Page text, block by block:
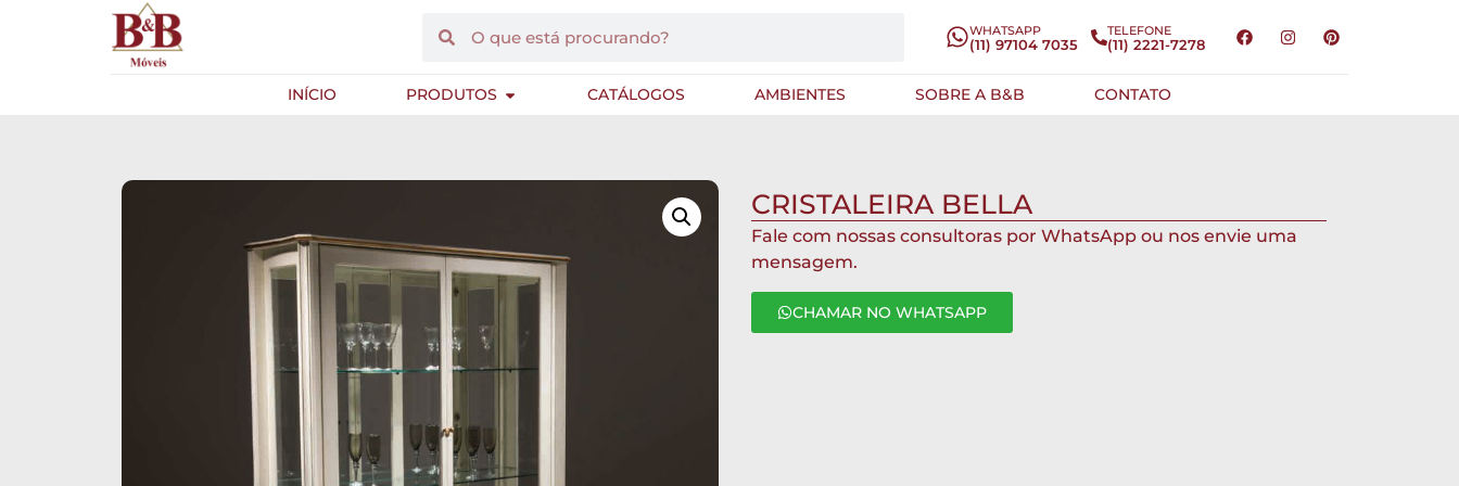
WHATSAPP
(11) 97104 7035
TELEFONE
(11) 2221-7278
INÍCIO PRODUTOS CATÁLOGOS AMBIENTES SOBRE A B&B CONTATO
CRISTALEIRA BELLA
Fale com nossas consultoras por WhatsApp ou nos envie uma
mensagem.
CHAMAR NO WHATSAPP